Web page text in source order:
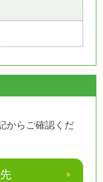
からご確認くだ